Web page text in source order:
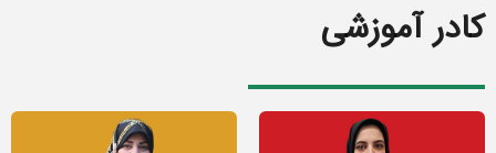
کادر آموزشی